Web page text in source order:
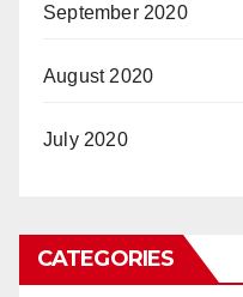
September 2020
August 2020
July 2020
CATEGORIES